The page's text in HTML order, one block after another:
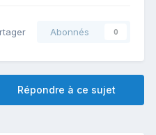
Abonnés 0
Répondre à ce sujet